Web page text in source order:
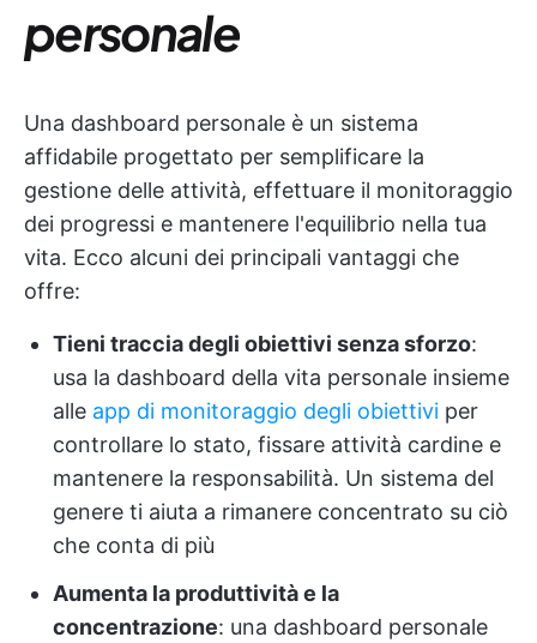
personale
Una dashboard personale è un sistema
affidabile progettato per semplificare la
gestione delle attività, effettuare il monitoraggio
dei progressi e mantenere l'equilibrio nella tua
vita. Ecco alcuni dei principali vantaggi che
offre:
Tieni traccia degli obiettivi senza sforzo:
usa la dashboard della vita personale insieme
alle app di monitoraggio degli obiettivi per
controllare lo stato, fissare attività cardine e
mantenere la responsabilità. Un sistema del
genere ti aiuta a rimanere concentrato su ciò
che conta di più
Aumenta la produttività e la
concentrazione: una dashboard personale